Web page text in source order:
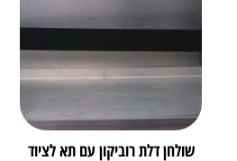
שולחן דלת רוביקון עם תא לציוד